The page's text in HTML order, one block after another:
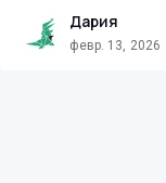
Дария
февр. 13, 2026